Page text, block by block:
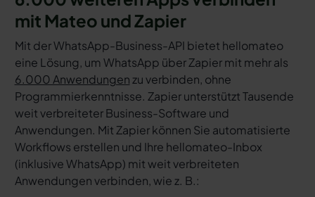
mit Mateo und Zapier
Mit der WhatsApp-Business-API bietet hellomateo
eine Lösung, um WhatsApp über Zapier mit mehr als
6.000 Anwendungenzu verbinden, ohne
Programmierkenntnisse. Zapier unterstützt Tausende
weit verbreiteter Business-Software und
Anwendungen. Mit Zapier können Sie automatisierte
Workflows erstellen und Ihre hellomateo-Inbox
(inklusive WhatsApp) mit weit verbreiteten
Anwendungen verbinden, wie z. B.: